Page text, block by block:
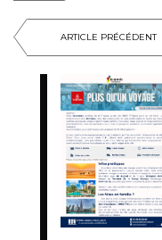
ARTICLE PRÉCÉDENT